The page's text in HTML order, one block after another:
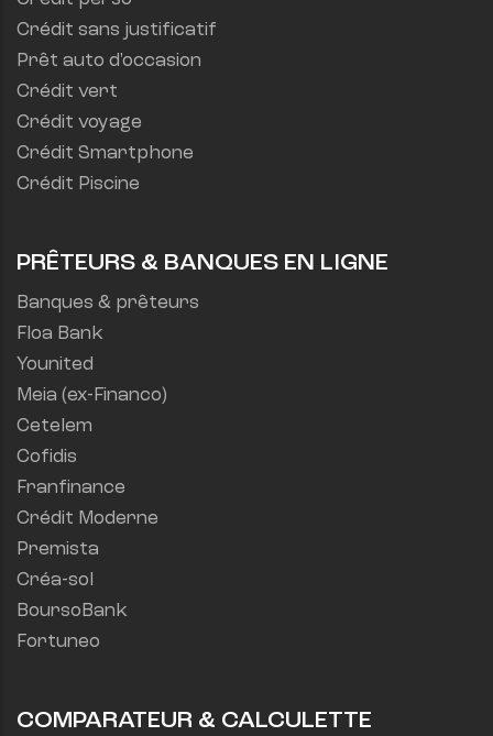
Crédit sans justificatif
Prêt auto d'occasion
Crédit vert
Crédit voyage
Crédit Smartphone
Crédit Piscine
PRÊTEURS & BANQUES EN LIGNE
Banques & prêteurs
Floa Bank
Younited
Meia (ex-Financo)
Cetelem
Cofidis
Franfinance
Crédit Moderne
Premista
Créa-sol
BoursoBank
Fortuneo
COMPARATEUR & CALCULETTE